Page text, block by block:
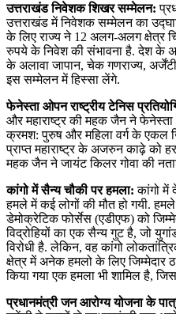
उत्तराखंड निवेशक शिखर सम्मेलन:
उत्तराखंड में निवेशक सम्मेलन का
के लिए राज्य ने 12 अलग-अलग क्षेत्र
रुपये के निवेश की संभावना है. देश के
के अलावा जापान, चेक गणराज्य,
इस सम्मेलन में हिस्सा लेंगे.
फेनेस्ता ओपन राष्ट्रीय टेनिस
और महाराष्ट्र की महक जैन ने फेनेस्ता
क्रमश: पुरुष और महिला वर्ग के एकल
प्राप्त महाराष्ट्र के अजरुन काढ़े को
महक जैन ने जायंट किलर गोवा की
कांगो में सैन्य चौकी पर हमला: कांगो में
हमले में कई लोगों की मौत हो गयी.
डेमोक्रेटिक फोर्सेस (एडीएफ) को
विद्रोहियों का एक सैन्य गुट है, जो
विरोधी है. लेकिन, वह कांगो
क्षेत्र में अनेक हमलो के लिए जिम्मेदार
किया गया एक हमला भी शामिल है,
प्रधानमंत्री जन आरोग्‍य योजना के